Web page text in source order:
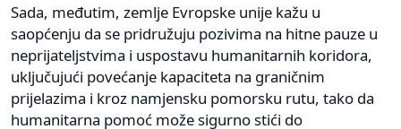
Sada, međutim, zemlje Evropske unije kažu u
saopćenju da se pridružuju pozivima na hitne pauze u
neprijateljstvima i uspostavu humanitarnih koridora,
uključujući povećanje kapaciteta na graničnim
prijelazima i kroz namjensku pomorsku rutu, tako da
humanitarna pomoć može sigurno stići do